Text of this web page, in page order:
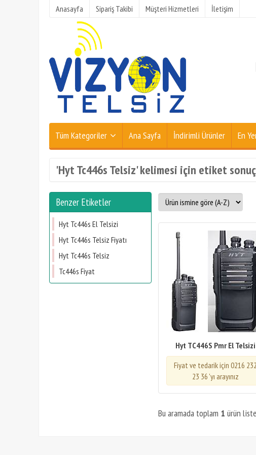
Anasayfa Sipariş Takibi Müşteri Hizmetleri İletişim
Tüm Kategoriler Ana Sayfa İndirimli Ürünler En
'Hyt Tc446s Telsiz' kelimesi için etiket
Benzer Etiketler
Hyt Tc446s El Telsizi
Hyt Tc446s Telsiz Fiyatı
Hyt Tc446s Telsiz
Tc446s Fiyat
Hyt TC446S Pmr El Telsizi
Fiyat ve tedarik için 0216 232
23 36 'yı arayınız
Bu aramada toplam 1 ürün